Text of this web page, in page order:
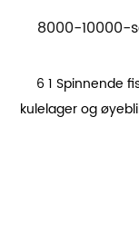
8000-10000-
6 1 Spinnende
kulelager og